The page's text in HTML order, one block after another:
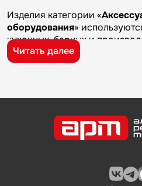
Изделия категории «
оборудования»
кухонных, барных и
предприятий общественного
применяются на
требуется качественное
инвентарь для ежедневной
Чувашторгтехника
надежности и практичности.
Читать далее